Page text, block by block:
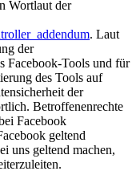
Wortlaut der
. Laut
der
Facebook-Tools und für
des Tools auf
der
Betroffenenrechte
Facebook
geltend
uns geltend machen,